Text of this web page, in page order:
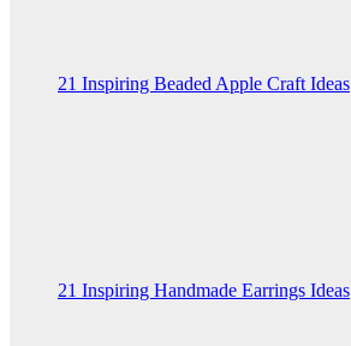
21 Inspiring Beaded Apple Craft Ideas
21 Inspiring Handmade Earrings Ideas